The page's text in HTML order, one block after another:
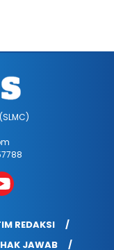
REDAKSI
HAK JAWAB